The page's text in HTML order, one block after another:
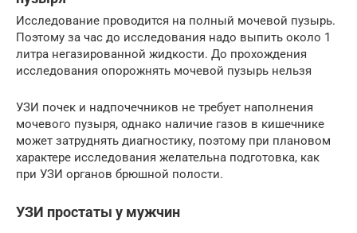
Исследование проводится на полный мочевой пузырь.
Поэтому за час до исследования надо выпить около 1
литра негазированной жидкости. До прохождения
исследования опорожнять мочевой пузырь нельзя
УЗИ почек и надпочечников не требует наполнения
мочевого пузыря, однако наличие газов в кишечнике
может затруднять диагностику, поэтому при плановом
характере исследования желательна подготовка, как
при УЗИ органов брюшной полости.
УЗИ простаты у мужчин